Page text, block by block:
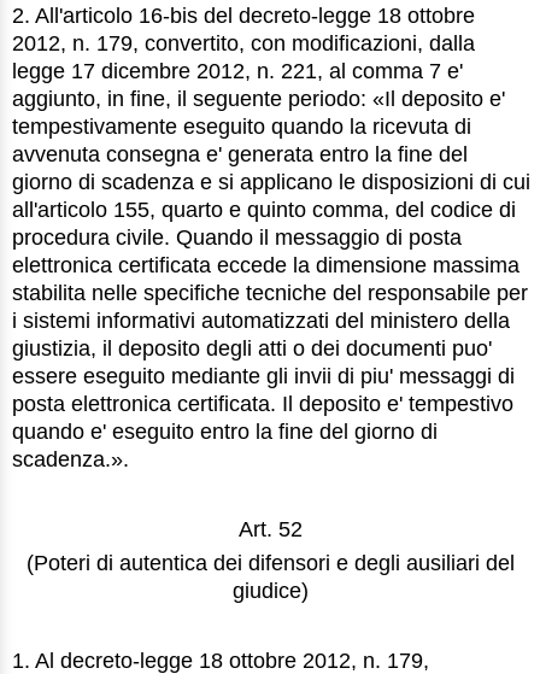
2. All'articolo 16-bis del decreto-legge 18 ottobre
2012, n. 179, convertito, con modificazioni, dalla
legge 17 dicembre 2012, n. 221, al comma 7 e'
aggiunto, in fine, il seguente periodo: «Il deposito e'
tempestivamente eseguito quando la ricevuta di
avvenuta consegna e' generata entro la fine del
giorno di scadenza e si applicano le disposizioni di cui
all'articolo 155, quarto e quinto comma, del codice di
procedura civile. Quando il messaggio di posta
elettronica certificata eccede la dimensione massima
stabilita nelle specifiche tecniche del responsabile per
i sistemi informativi automatizzati del ministero della
giustizia, il deposito degli atti o dei documenti puo'
essere eseguito mediante gli invii di piu' messaggi di
posta elettronica certificata. Il deposito e' tempestivo
quando e' eseguito entro la fine del giorno di
scadenza.».
Art. 52
(Poteri di autentica dei difensori e degli ausiliari del
giudice)
1. Al decreto-legge 18 ottobre 2012, n. 179,